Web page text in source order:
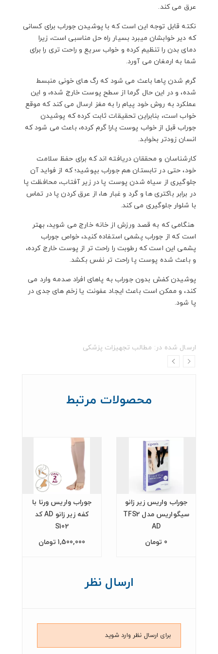
عرق می کند.
نکته قابل توجه این است که با پوشیدن جوراب برای کسانی
که دیر خوابشان میبرد بسیار راه حل مناسبی است، زیرا
دمای بدن را تنظیم کرده و خواب سریع و راحت تری را برای
شما به ارمغان می آورد.
گرم شدن پاها باعث می شود که رگ های خونی منبسط
شده، و در این حال گرما از سطح پوست خارج شده، و این
عملکرد به روش خود پیام را به مغز ارسال می کند که موقع
خواب است، بنابراین تحقیقات ثابت کرده که پوشیدن
جوراب قبل از خواب پوست پارا گرم کرده، باعث می شود که
انسان زودتر بخوابد.
کارشناسان و محققان دریافته اند که برای حفظ سلامت
خود، حتی در تابستان هم جوراب بپوشید؛ که از فواید آن
جلوگیری از سیاه شدن پوست پا در زیر آفتاب، محافظت پا
در برابر باکتری ها و گرد و غبار ها، از عرق کردن پا در تماس
با شلوار جلوگیری می کند.
هنگامی که به قصد ورزش از خانه خارج می شوید، بهتر
است که از جوراب پشمی استفاده کنید، خواص جوراب
پشمی این است که رطوبت را راحت تر از پوست خارج کرده،
و باعث شده پوست پا راحت تر نفس بکشد.
پوشیدن کفش بدون جوراب به پاهای افراد صدمه وارد می
کند، و ممکن است باعث ایجاد عفونت یا زخم های جدی در
پا شود.
ارسال شده در: مطالب تجهیزات پزشکی
محصولات مرتبط
جوراب واریس ورنا با
کفه زیر زانو AD کد
S102
1,500,000 تومان
جوراب واریس زیر زانو
سیگواریس مدل TFS2
AD
0 تومان
ارسال نظر
برای ارسال نظر وارد شوید